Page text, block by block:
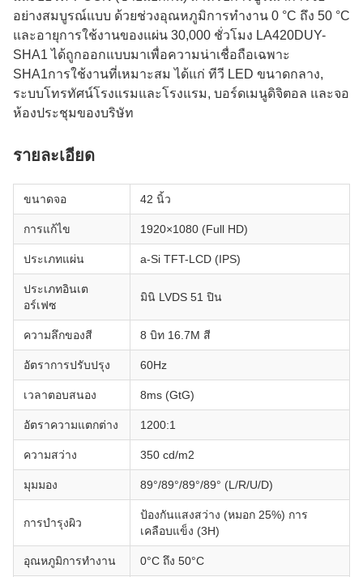
อย่างสมบูรณ์แบบ ด้วยช่วงอุณหภูมิการทํางาน 0 °C ถึง 50 °C
และอายุการใช้งานของแผ่น 30,000 ชั่วโมง LA420DUY-
SHA1 ได้ถูกออกแบบมาเพื่อความน่าเชื่อถือเฉพาะ
SHA1การใช้งานที่เหมาะสม ได้แก่ ทีวี LED ขนาดกลาง,
ระบบโทรทัศน์โรงแรมและโรงแรม, บอร์ดเมนูดิจิตอล และจอ
ห้องประชุมของบริษัท
รายละเอียด
ขนาดจอ 42 นิ้ว
การแก้ไข 1920×1080 (Full HD)
ประเภทแผ่น a-Si TFT-LCD (IPS)
ประเภทอินเต
อร์เฟซ
มินิ LVDS 51 ปิน
ความลึกของสี 8 บิท 16.7M สี
อัตราการปรับปรุง 60Hz
เวลาตอบสนอง 8ms (GtG)
อัตราความแตกต่าง 1200:1
ความสว่าง 350 cd/m2
มุมมอง 89°/89°/89°/89° (L/R/U/D)
การบํารุงผิว
ป้องกันแสงสว่าง (หมอก 25%) การ
เคลือบแข็ง (3H)
อุณหภูมิการทํางาน 0°C ถึง 50°C